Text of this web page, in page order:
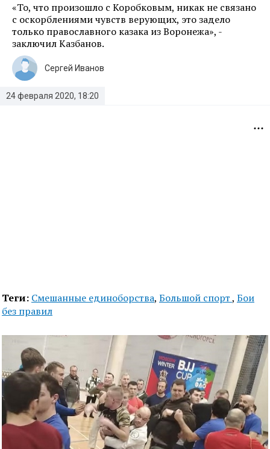
«То, что произошло с Коробковым, никак не связано
с оскорблениями чувств верующих, это задело
только православного казака из Воронежа», -
заключил Казбанов.
24 февраля 2020, 18:20
Сергей Иванов
Теги: Смешанные единоборства, Большой спорт, Бои
без правил